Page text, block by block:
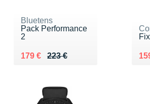
Bluetens
Pack Performance
2
223 €
Au lieu de 223 €
179 €
Vendu 179 €